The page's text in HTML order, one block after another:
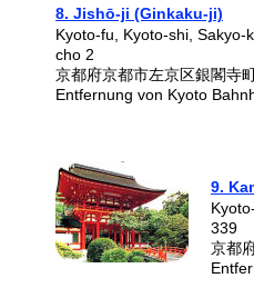
8. Jishō-ji (Ginkaku-ji)
Kyoto-fu, Kyoto-shi, Sakyo-
cho 2
京都府京都市左京区銀閣寺
Entfernung von Kyoto
9.
339
京都